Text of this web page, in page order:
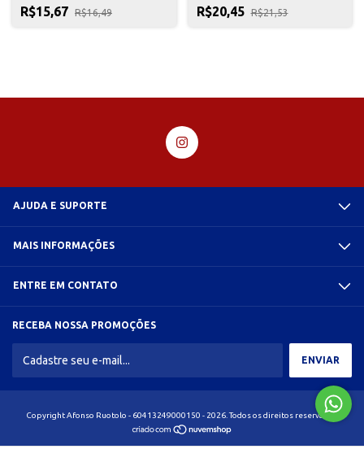
R$15,67 R$16,49 R$20,45 R$21,53
AJUDA E SUPORTE
MAIS INFORMAÇÕES
ENTRE EM CONTATO
RECEBA NOSSA PROMOÇÕES
Copyright Afonso Ruotolo - 60413249000150 - 2026. Todos os direitos reservados.